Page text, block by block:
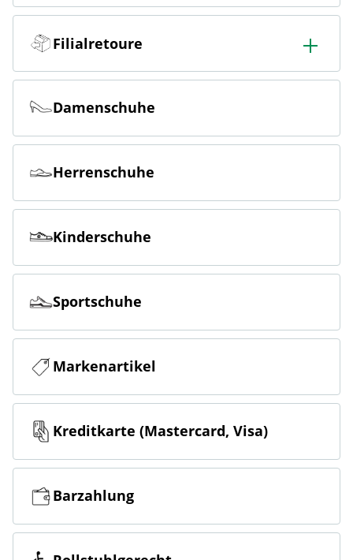
Online bestellen & kostenlos hier in der Filiale abholen
Filialretoure
Online bestellen & kostenlos in der Filiale zurückgeben
Damenschuhe
Herrenschuhe
Kinderschuhe
Sportschuhe
Markenartikel
Kreditkarte (Mastercard, Visa)
Barzahlung